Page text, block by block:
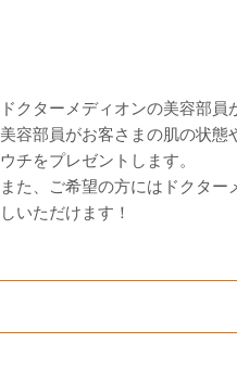
ドクターメディオンの美容部
美容部員がお客さまの肌の状
ウチをプレゼントします。
また、ご希望の方にはドクタ
しいただけます！